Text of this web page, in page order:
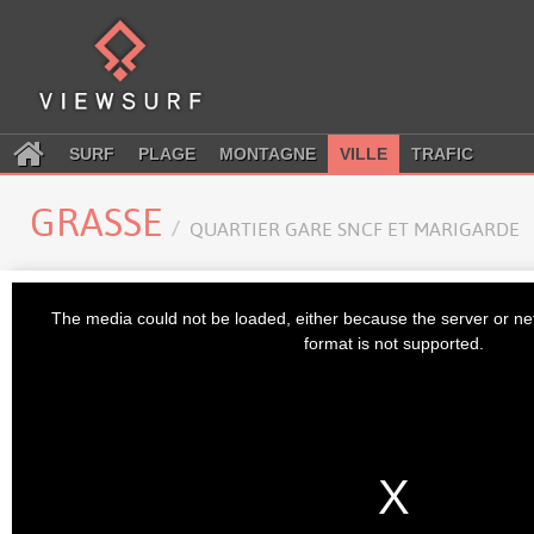
SURF PLAGE MONTAGNE VILLE TRAFIC
GRASSE QUARTIER GARE SNCF ET MARIGARDE
The media could not be loaded, either because the server or
format is not supported.